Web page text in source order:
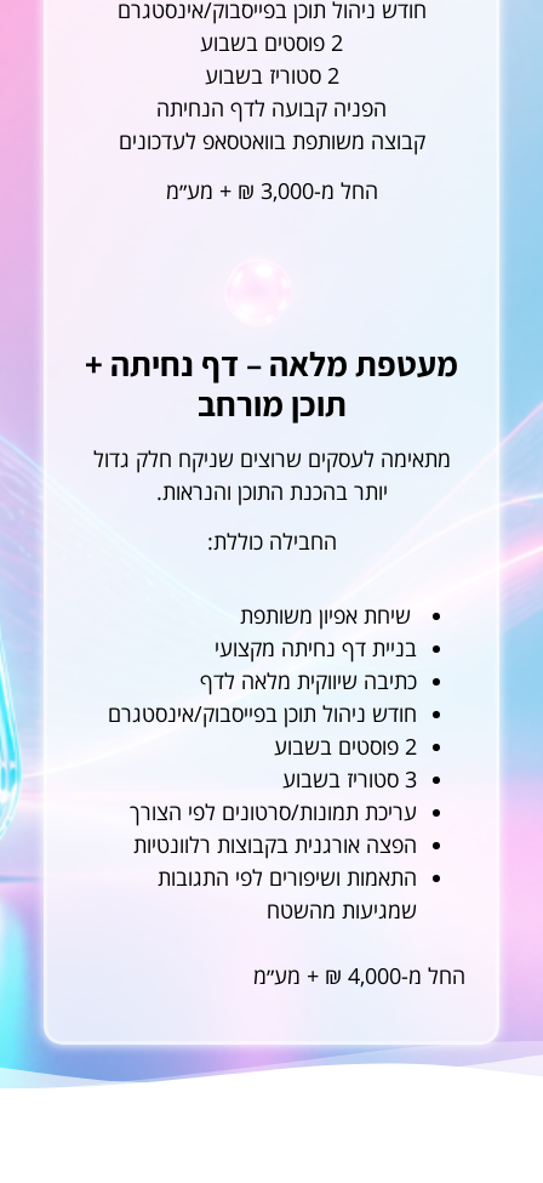
חודש ניהול תוכן בפייסבוק/אינסטגרם
2 פוסטים בשבוע
2 סטוריז בשבוע
הפניה קבועה לדף הנחיתה
קבוצה משותפת בוואטסאפ לעדכונים
החל מ-3,000 ₪ + מע״מ
מעטפת מלאה – דף נחיתה +
תוכן מורחב
מתאימה לעסקים שרוצים שניקח חלק גדול
יותר בהכנת התוכן והנראות.
החבילה כוללת:
שיחת אפיון משותפת
בניית דף נחיתה מקצועי
כתיבה שיווקית מלאה לדף
חודש ניהול תוכן בפייסבוק/אינסטגרם
2 פוסטים בשבוע
3 סטוריז בשבוע
עריכת תמונות/סרטונים לפי הצורך
הפצה אורגנית בקבוצות רלוונטיות
התאמות ושיפורים לפי התגובות
שמגיעות מהשטח
החל מ-4,000 ₪ + מע״מ